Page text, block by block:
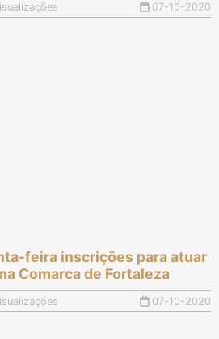
07-10-2020
feira inscrições para atuar
Comarca de Fortaleza
07-10-2020